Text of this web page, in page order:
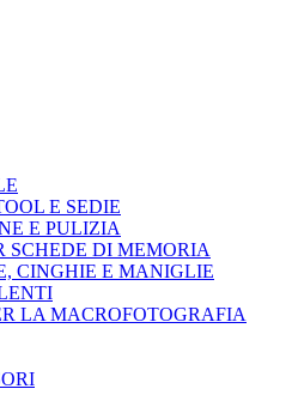
E SEDIE
E PULIZIA
SCHEDE DI MEMORIA
CINGHIE E MANIGLIE
LA MACROFOTOGRAFIA